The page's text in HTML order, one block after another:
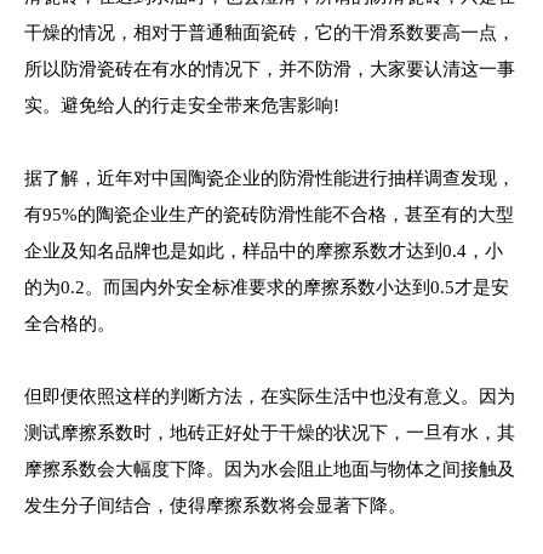
干燥的情况，相对于普通釉面瓷砖，它的干滑系数要高一点，
所以防滑瓷砖在有水的情况下，并不防滑，大家要认清这一事
实。避免给人的行走安全带来危害影响!
据了解，近年对中国陶瓷企业的防滑性能进行抽样调查发现，
有95%的陶瓷企业生产的瓷砖防滑性能不合格，甚至有的大型
企业及知名品牌也是如此，样品中的摩擦系数才达到0.4，小
的为0.2。而国内外安全标准要求的摩擦系数小达到0.5才是安
全合格的。
但即便依照这样的判断方法，在实际生活中也没有意义。因为
测试摩擦系数时，地砖正好处于干燥的状况下，一旦有水，其
摩擦系数会大幅度下降。因为水会阻止地面与物体之间接触及
发生分子间结合，使得摩擦系数将会显著下降。